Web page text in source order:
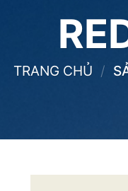
TRANG CHỦ /